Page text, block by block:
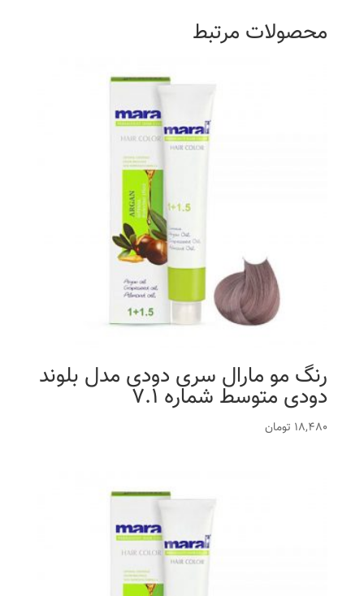
محصولات مرتبط
رنگ مو مارال سری دودی مدل بلوند
دودی متوسط شماره 7.1
18,480 تومان